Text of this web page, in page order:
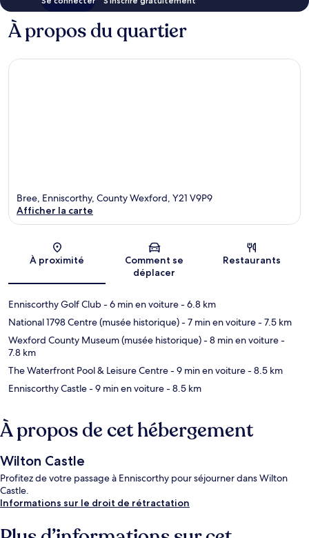
À propos du quartier
Carte
Bree, Enniscorthy, County Wexford, Y21 V9P9
Afficher la carte
À proximité
Comment se
déplacer
Restaurants
Enniscorthy Golf Club- 6 min en voiture- 6.8 km
National 1798 Centre (musée historique)- 7 min en voiture- 7.5 km
Wexford County Museum (musée historique)- 8 min en voiture-
7.8 km
The Waterfront Pool & Leisure Centre- 9 min en voiture- 8.5 km
Enniscorthy Castle- 9 min en voiture- 8.5 km
À propos de cet hébergement
Wilton Castle
Profitez de votre passage à Enniscorthy pour séjourner dans Wilton
Castle.
Informations sur le droit de rétractation